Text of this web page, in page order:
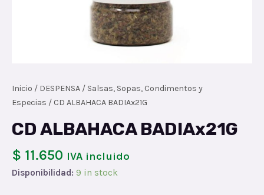
Inicio / DESPENSA / Salsas, Sopas, Condimentos y
Especias / CD ALBAHACA BADIAx21G
CD ALBAHACA BADIAx21G
$ 11.650 IVA incluido
Disponibilidad: 9 in stock